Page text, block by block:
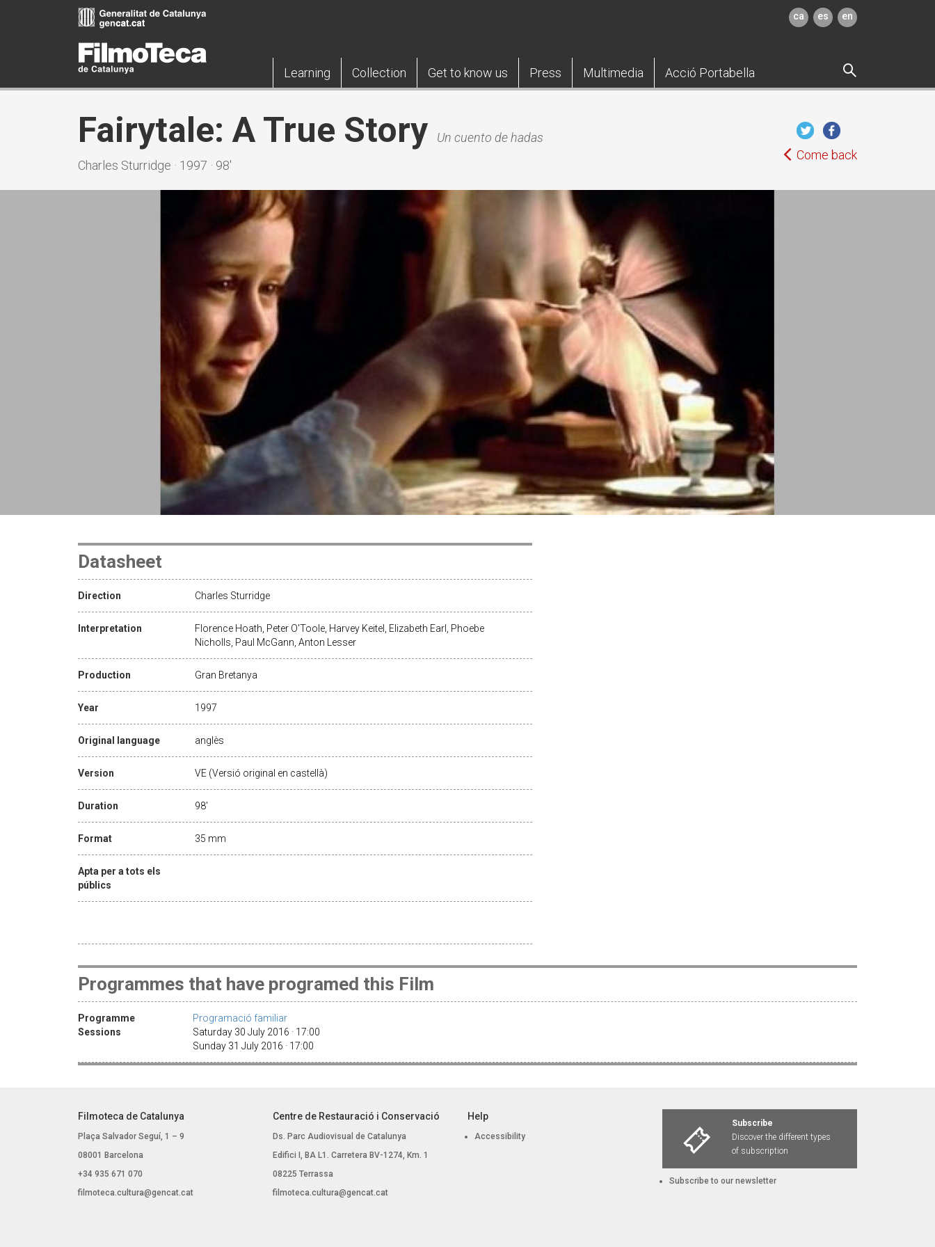
ca es en
Learning Collection Get to know us Press Multimedia Acció Portabella
Fairytale: A True Story
Un cuento de hadas
Charles Sturridge · 1997 · 98'
Come back
Datasheet
Direction Charles Sturridge
Interpretation
Florence Hoath, Peter O'Toole, Harvey Keitel, Elizabeth Earl, Phoebe
Nicholls, Paul McGann, Anton Lesser
Production Gran Bretanya
Year 1997
Original language anglès
Version VE (Versió original en castellà)
Duration 98'
Format 35 mm
Apta per a tots els
públics
Programmes that have programed this Film
Programme
Programació familiar
Sessions
Saturday 30 July 2016 · 17:00
Sunday 31 July 2016 · 17:00
Filmoteca de Catalunya
Plaça Salvador Seguí, 1 – 9
08001 Barcelona
+34 935 671 070
filmoteca.cultura@gencat.cat
Centre de Restauració i Conservació
Ds. Parc Audiovisual de Catalunya
Edifici I, BA L1. Carretera BV-1274, Km. 1
08225 Terrassa
filmoteca.cultura@gencat.cat
Help
Accessibility
Subscribe
Discover the different types
of subscription
Subscribe to our newsletter